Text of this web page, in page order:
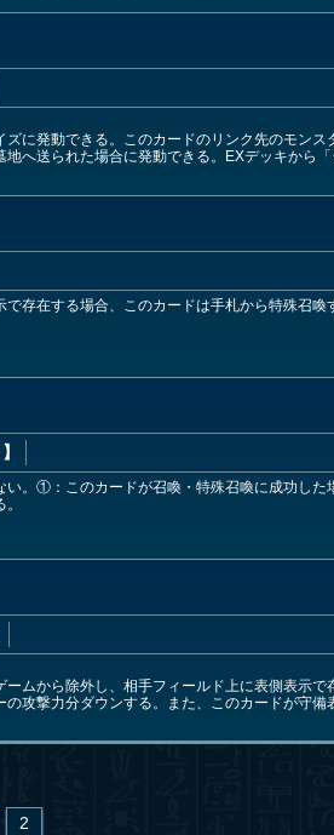
に発動できる。このカードのリンク先のモンス
へ送られた場合に発動できる。EXデッキから
存在する場合、このカードは手札から特殊召喚
】
い。①：このカードが召喚・特殊召喚に成功し
ムから除外し、相手フィールド上に表側表示
攻撃力分ダウンする。また、このカードが守備
2